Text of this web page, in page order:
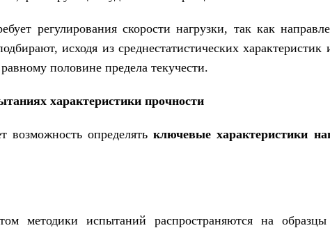
регулирования скорости нагрузки, так как
исходя из среднестатистических
половине предела текучести.
характеристики прочности
возможность определятьключевые характеристики
методики испытаний распространяются на